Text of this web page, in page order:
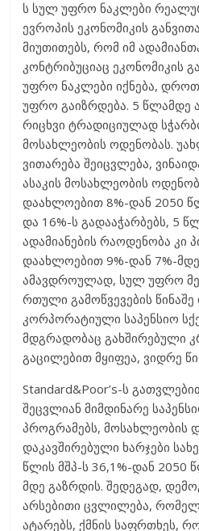
ს სულ უფრო ნაკლები
ევროპის ეკონომიკის
მიუთითებს, რომ იმ
კონტრიბუციაც ეკონომიკის
უფრო ნაკლები იქნება,
უფრო გაიზრდება. 5 წლამდე
რიცხვი ტრადიციულად
მოსახლეობის ოდენობას.
ვითარება შეიცვლება,
ასაკის მოსახლეობის
დაახლოებით 8%-დან 2050
და 16%-ს გადააჭარბებს, 5
ადამიანების რაოდენობა კი
დაახლოებით 9%-დან 7%-
ამავდროულად, სულ უფრო
რთული გამოწვევების წინაშე
კორპორატიული საპენსიო
მდგრადობაც გახშირებული
გაცილებით მყიფეა, ვიდრე
Standard&Poor’s-ს
შეცვლიან მიმდინარე
პროგრამებს, მოსახლეობის
დაკავშირებული ხარჯები
წლის მშპ-ს 36,1%-დან 2050
მდე გაზრდის. შედეგად,
არსებითი ცვლილება,
ატარებს, ქმნის საფრთხეს,